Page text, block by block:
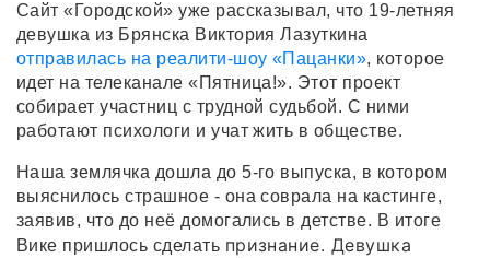
Сайт «Городской» уже рассказывал, что 19-летняя
девушка из Брянска Виктория Лазуткина
отправилась на реалити-шоу «Пацанки», которое
идет на телеканале «Пятница!». Этот проект
собирает участниц с трудной судьбой. С ними
работают психологи и учат жить в обществе.
Наша землячка дошла до 5-го выпуска, в котором
выяснилось страшное - она соврала на кастинге,
заявив, что до неё домогались в детстве. В итоге
Вике пришлось сделать признание. Девушка